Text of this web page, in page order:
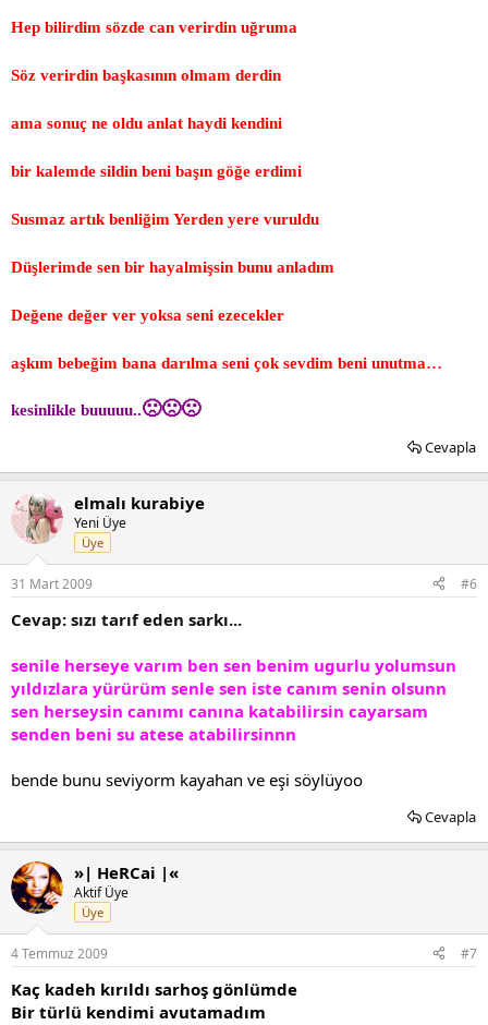
Hep bilirdim sözde can verirdin uğruma
Söz verirdin başkasının olmam derdin
ama sonuç ne oldu anlat haydi kendini
bir kalemde sildin beni başın göğe erdimi
Susmaz artık benliğim Yerden yere vuruldu
Düşlerimde sen bir hayalmişsin bunu anladım
Değene değer ver yoksa seni ezecekler
aşkım bebeğim bana darılma seni çok sevdim beni unutma…
kesinlikle buuuuu..🙁🙁🙁
Cevapla
elmalı kurabiye
Yeni Üye
Üye
31 Mart 2009 #6
Cevap: sızı tarıf eden sarkı...
senile herseye varım ben sen benim ugurlu yolumsun
yıldızlara yürürüm senle sen iste canım senin olsunn
sen herseysin canımı canına katabilirsin cayarsam
senden beni su atese atabilirsinnn
bende bunu seviyorm kayahan ve eşi söylüyoo
Cevapla
»| HeRCai |«
Aktif Üye
Üye
4 Temmuz 2009 #7
Kaç kadeh kırıldı sarhoş gönlümde
Bir türlü kendimi avutamadım